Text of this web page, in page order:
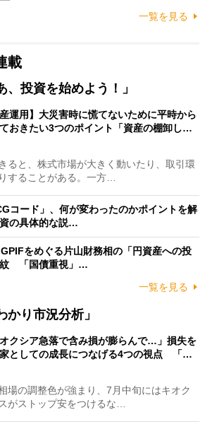
一覧を見る
載
、投資を始めよう！」
産運用】大災害時に慌てないために平時から
おきたい3つのポイント「資産の棚卸し…
ると、株式市場が大きく動いたり、取引環
することがある。一方…
コード」、何が変わったのかポイントを解
の具体的な説…
GPIFをめぐる片山財務相の「円資産への投
紋 「国債重視」…
一覧を見る
り市況分析」
オクシア急落で含み損が膨らんで…」損失を
としての成長につなげる4つの視点 「…
場の調整色が強まり、7月中旬にはキオク
がストップ安をつけるな…